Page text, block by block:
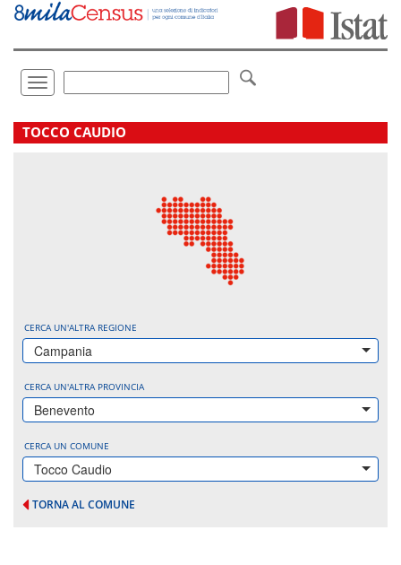
Vai
direttamente
Toggle
navigation
.
TOCCO CAUDIO
CERCA UN'ALTRA REGIONE
Campania
CERCA UN'ALTRA PROVINCIA
Benevento
CERCA UN COMUNE
Tocco Caudio
TORNA AL COMUNE